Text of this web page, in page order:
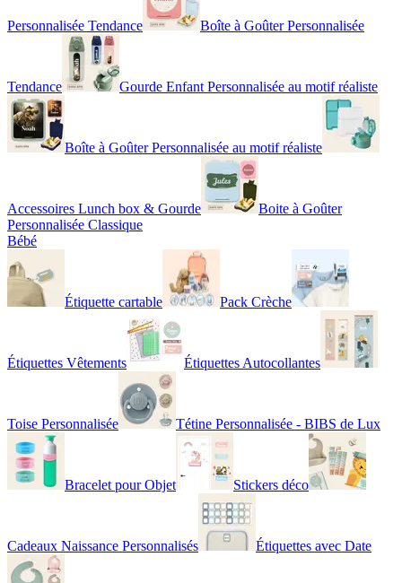
Personnalisée Tendance Boîte à Goûter Personnalisée
Tendance Gourde Enfant Personnalisée au motif réaliste
Boîte à Goûter Personnalisée au motif réaliste
Accessoires Lunch box & Gourde
Boite à Goûter
Personnalisée Classique
Bébé
Étiquette cartable Pack Crèche
Étiquettes Vêtements Étiquettes Autocollantes
Toise Personnalisée Tétine Personnalisée - BIBS de Lux
Bracelet pour Objet Stickers déco
Cadeaux Naissance Personnalisés Étiquettes avec Date